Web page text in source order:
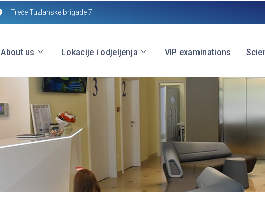
Treće Tuzlanske brigade 7
About us Lokacije i odjeljenja VIP examinations